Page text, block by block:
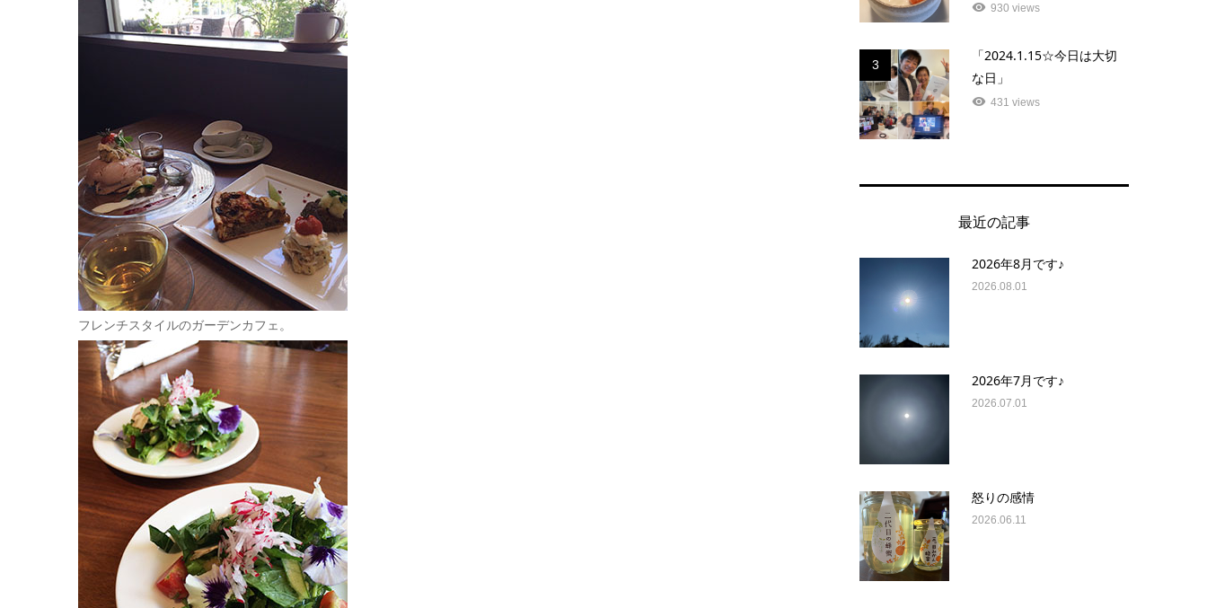
フレンチスタイルのガーデンカフェ。
930 views
3
「2024.1.15☆今日は大切
な日」
431 views
最近の記事
2026年8月です♪
2026.08.01
2026年7月です♪
2026.07.01
怒りの感情
2026.06.11